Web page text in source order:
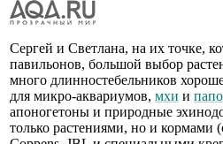
Сергей и Светлана, на их точке,
павильонов, большой выбор
много длинностебельников
для микро-аквариумов, мхи и
апоногетоны и природные
только растениями, но и